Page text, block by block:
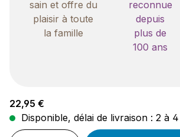
sain et offre du
plaisir à toute
la famille
reconnue
depuis
plus de
100 ans
Prix régulier :
22,95 €
Disponible, délai de livraison : 2 à